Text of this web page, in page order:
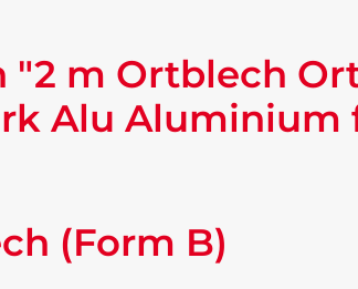
m Ortblech
Alu Aluminium
(Form B)